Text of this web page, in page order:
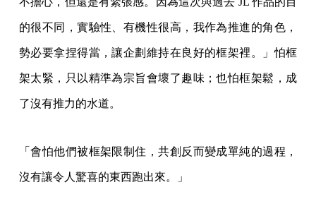
的很不同，實驗性、有機性很高，我作為推進的角色，
勢必要拿捏得當，讓企劃維持在良好的框架裡。」怕框
架太緊，只以精準為宗旨會壞了趣味；也怕框架鬆，成
了沒有推力的水道。
「會怕他們被框架限制住，共創反而變成單純的過程，
沒有讓令人驚喜的東西跑出來。」